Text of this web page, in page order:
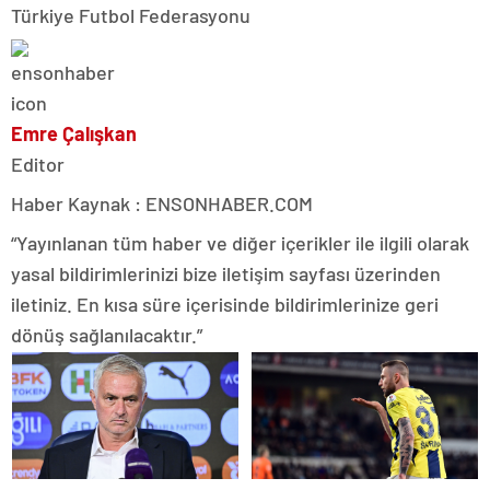
Türkiye Futbol Federasyonu
Emre Çalışkan
Editor
Haber Kaynak : ENSONHABER.COM
“Yayınlanan tüm haber ve diğer içerikler ile ilgili olarak
yasal bildirimlerinizi bize iletişim sayfası üzerinden
iletiniz. En kısa süre içerisinde bildirimlerinize geri
dönüş sağlanılacaktır.”